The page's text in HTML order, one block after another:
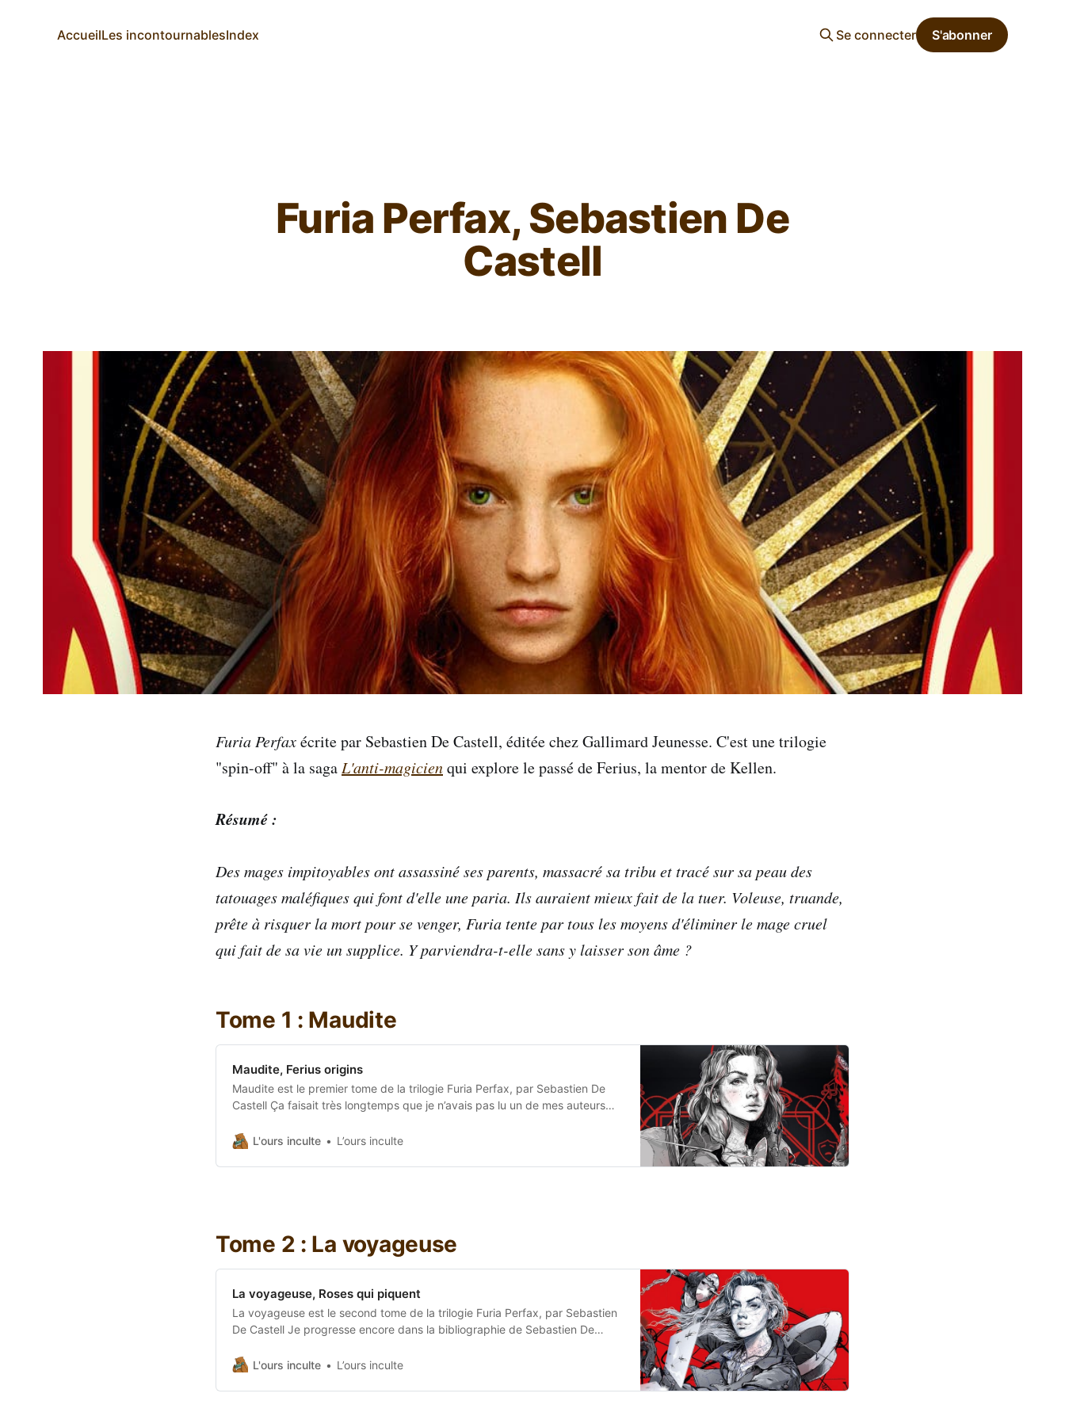
AccueilLes incontournablesIndex Se connecter S'abonner
Furia Perfax, Sebastien De
Castell
Furia Perfaxécrite par Sebastien De Castell, éditée chez Gallimard Jeunesse. C'est une trilogie
"spin-off" à la saga L'anti-magicienqui explore le passé de Ferius, la mentor de Kellen.
Résumé :
Des mages impitoyables ont assassiné ses parents, massacré sa tribu et tracé sur sa peau des
tatouages maléfiques qui font d'elle une paria. Ils auraient mieux fait de la tuer. Voleuse, truande,
prête à risquer la mort pour se venger, Furia tente par tous les moyens d'éliminer le mage cruel
qui fait de sa vie un supplice. Y parviendra-t-elle sans y laisser son âme ?
Tome 1 : Maudite
Maudite, Ferius origins
Maudite est le premier tome de la trilogie Furia Perfax, par Sebastien De
Castell Ça faisait très longtemps que je n’avais pas lu un de mes auteurs
une bonne pile de retard que je vais
L'ours inculte L’ours inculte
Tome 2 : La voyageuse
La voyageuse, Roses qui piquent
La voyageuse est le second tome de la trilogie Furia Perfax, par Sebastien
De Castell Je progresse encore dans la bibliographie de Sebastien De
de la trilogie Argosi (Furia Perfax en français), intitulé La voyageuse. Ferius
L'ours inculte L’ours inculte